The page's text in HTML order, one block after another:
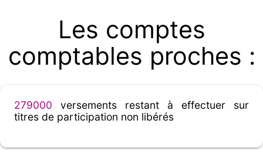
Les comptes
comptables proches :
279000 versements restant à effectuer sur
titres de participation non libérés